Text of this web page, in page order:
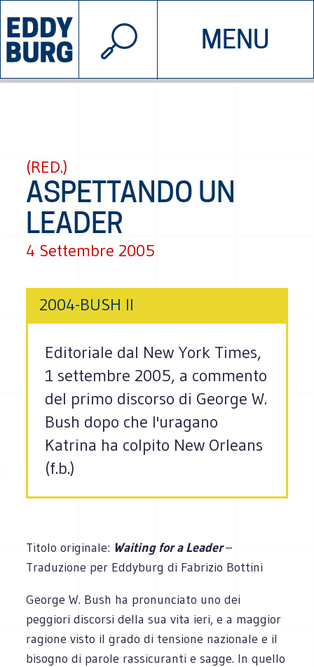
MENU
INIZIATIVE CHI SIAMO
© 2026 EDDYBURG
(RED.)
ASPETTANDO UN
LEADER
4 Settembre 2005
2004-BUSH II
Editoriale dal New York Times,
1 settembre 2005, a commento
del primo discorso di George W.
Bush dopo che l'uragano
Katrina ha colpito New Orleans
(f.b.)
Titolo originale: Waiting for a Leader–
Traduzione per Eddyburg di Fabrizio Bottini
George W. Bush ha pronunciato uno dei
peggiori discorsi della sua vita ieri, e a maggior
ragione visto il grado di tensione nazionale e il
bisogno di parole rassicuranti e sagge. In quello